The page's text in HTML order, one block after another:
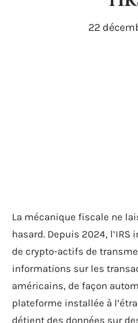
22
La mécanique fiscale ne
hasard. Depuis 2024,
de crypto-actifs de
informations sur les
américains, de façon
plateforme installée à
détient des données sur